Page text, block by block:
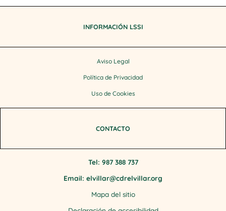
INFORMACIÓN LSSI
Aviso Legal
Política de Privacidad
Uso de Cookies
CONTACTO
Tel: 987 388 737
Email: elvillar@cdrelvillar.org
Mapa del sitio